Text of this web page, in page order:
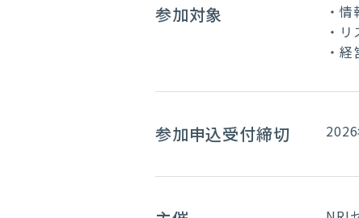
参加対象
・
・
・
参加申込受付締切